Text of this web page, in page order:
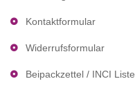
Kontaktformular
Widerrufsformular
Beipackzettel / INCI Liste